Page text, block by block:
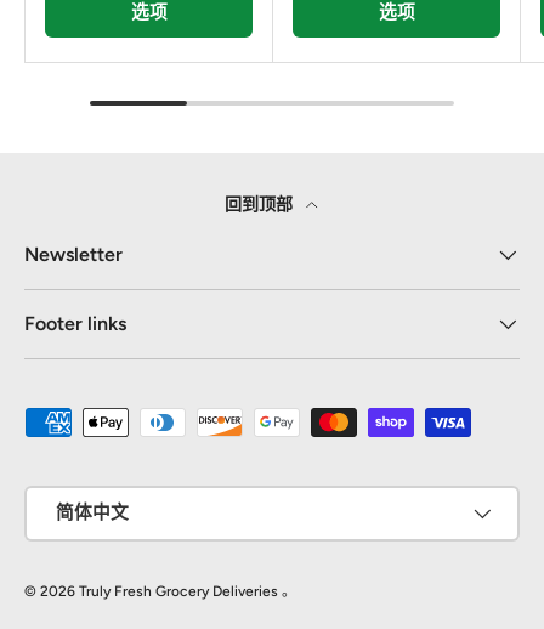
选项 选项
回到顶部
Newsletter
Footer links
接受的付款方式
简体中文
© 2026 Truly Fresh Grocery Deliveries 。